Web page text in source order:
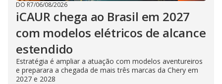
DO R7/06/08/2026
iCAUR chega ao Brasil em 2027
com modelos elétricos de alcance
estendido
Estratégia é ampliar a atuação com modelos aventureiros
e preparara a chegada de mais três marcas da Chery em
2027 e 2028